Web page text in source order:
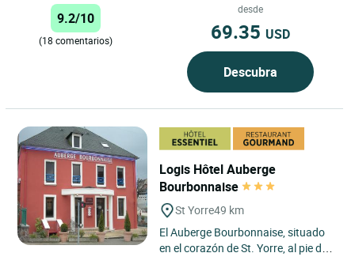
auténtica escapada...
9.2/10
(18 comentarios)
desde
69.35 USD
Descubra
Logis Hôtel Auberge
Bourbonnaise
St Yorre49 km
El Auberge Bourbonnaise, situado
en el corazón de St. Yorre, al pie de